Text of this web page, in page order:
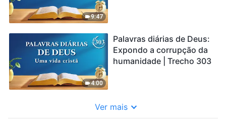
9:47
4:00
Palavras diárias de Deus:
Expondo a corrupção da
humanidade | Trecho 303
Ver mais